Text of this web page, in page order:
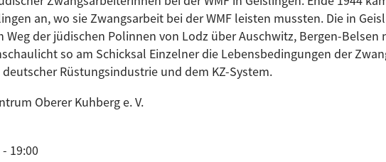
an, wo sie Zwangsarbeit bei der WMF leisten mussten. Die in
der jüdischen Polinnen von Lodz über Auschwitz, Bergen-Belsen
so am Schicksal Einzelner die Lebensbedingungen der
Rüstungsindustrie und dem KZ-System.
Oberer Kuhberg e. V.
19:00